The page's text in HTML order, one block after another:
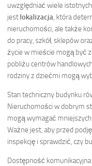
uwzględniać wiele
jest lokalizacja, która
nieruchomości, ale także
do pracy, szkół, sklepów
życie w mieście mogą być
pobliżu centrów
rodziny z dziećmi mogą
Stan techniczny budynku
Nieruchomości w dobrym
mogą wymagać mniejszych
Ważne jest, aby przed
inspekcję i sprawdzić, czy
Dostępność